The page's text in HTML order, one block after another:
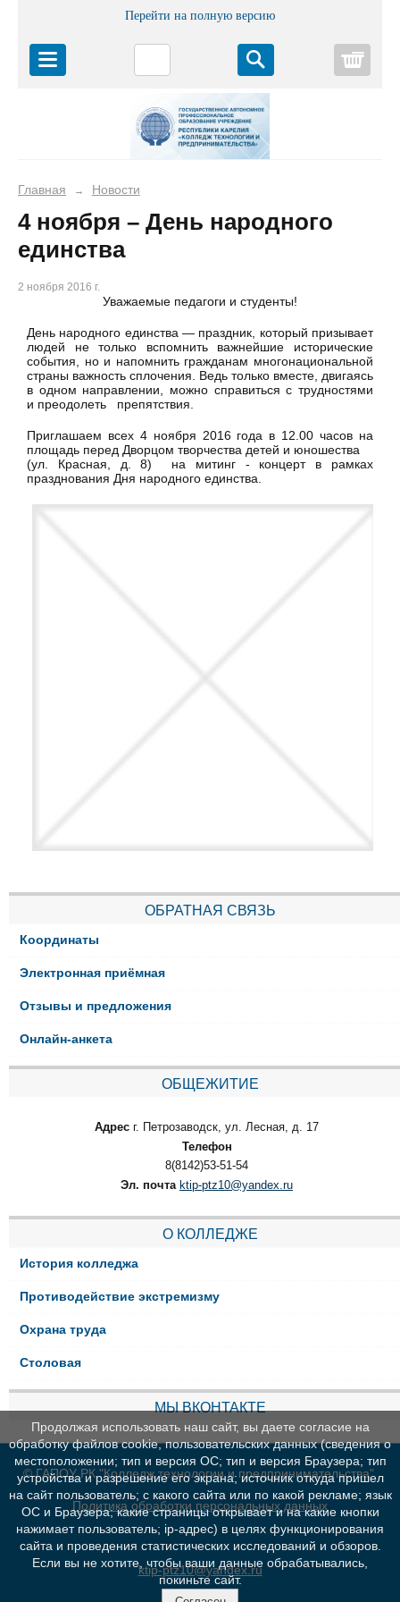
Перейти на полную версию
Главная → Новости
4 ноября – День народного
единства
2 ноября 2016 г.
Уважаемые педагоги и студенты!
День народного единства — праздник, который призывает
людей не только вспомнить важнейшие исторические
события, но и напомнить гражданам многонациональной
страны важность сплочения. Ведь только вместе, двигаясь
в одном направлении, можно справиться с трудностями
и преодолеть препятствия.
Приглашаем всех 4 ноября 2016 года в 12.00 часов на
площадь перед Дворцом творчества детей и юношества
(ул. Красная, д. 8) на митинг - концерт в рамках
празднования Дня народного единства.
ОБРАТНАЯ СВЯЗЬ
Координаты
Электронная приёмная
Отзывы и предложения
Онлайн-анкета
ОБЩЕЖИТИЕ
Адрес г. Петрозаводск, ул. Лесная, д. 17
Телефон
8(8142)53-51-54
Эл. почта ktip-ptz10@yandex.ru
О КОЛЛЕДЖЕ
История колледжа
Противодействие экстремизму
Охрана труда
Столовая
МЫ ВКОНТАКТЕ
© ГАПОУ РК "Колледж технологии и предпринимательства"
Политика обработки персональных данных
ktip-ptz10@yandex.ru
Продолжая использовать наш сайт, вы даете согласие на
обработку файлов cookie, пользовательских данных (сведения о
местоположении; тип и версия ОС; тип и версия Браузера; тип
устройства и разрешение его экрана; источник откуда пришел
на сайт пользователь; с какого сайта или по какой рекламе; язык
ОС и Браузера; какие страницы открывает и на какие кнопки
нажимает пользователь; ip-адрес) в целях функционирования
сайта и проведения статистических исследований и обзоров.
Если вы не хотите, чтобы ваши данные обрабатывались,
покиньте сайт.